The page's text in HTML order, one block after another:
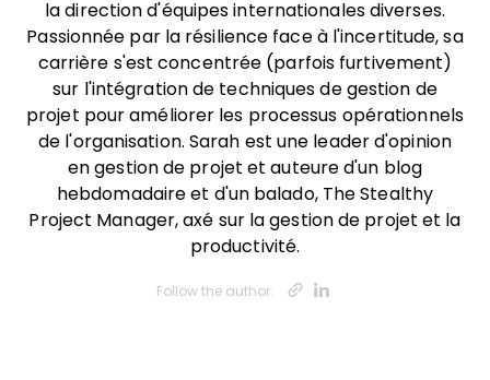
la direction d'équipes internationales diverses.
Passionnée par la résilience face à l'incertitude, sa
carrière s'est concentrée (parfois furtivement)
sur l'intégration de techniques de gestion de
projet pour améliorer les processus opérationnels
de l'organisation. Sarah est une leader d'opinion
en gestion de projet et auteure d'un blog
hebdomadaire et d'un balado, The Stealthy
Project Manager, axé sur la gestion de projet et la
productivité.
Follow the author: Opens new